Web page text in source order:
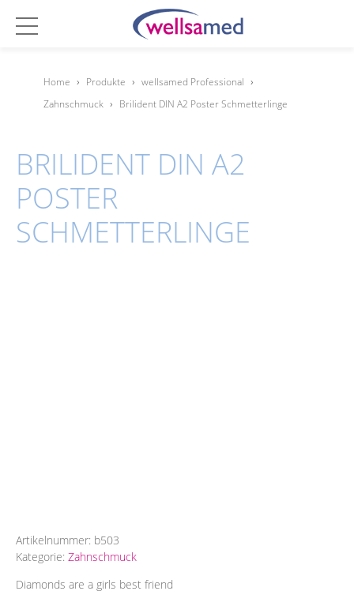
Home › Produkte › wellsamed Professional ›
Zahnschmuck › Brilident DIN A2 Poster Schmetterlinge
BRILIDENT DIN A2
POSTER
SCHMETTERLINGE
Artikelnummer: b503
Kategorie: Zahnschmuck
Diamonds are a girls best friend